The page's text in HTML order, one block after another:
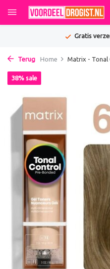
Gratis
Terug Home Matrix - Tonal
38% sale